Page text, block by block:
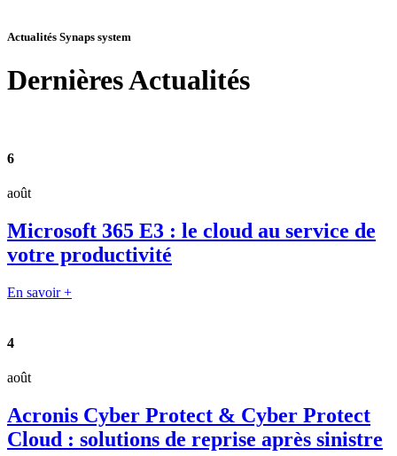
Actualités Synaps system
DernièresActualités
6
août
Microsoft 365 E3 : le cloud au service de
votre productivité
En savoir +
4
août
Acronis Cyber Protect & Cyber Protect
Cloud : solutions de reprise après sinistre